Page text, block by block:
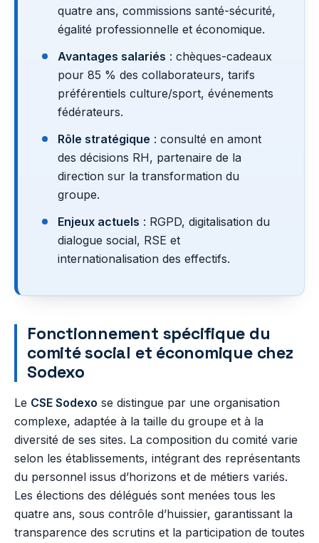
quatre ans, commissions santé-sécurité,
égalité professionnelle et économique.
Avantages salariés : chèques-cadeaux
pour 85 % des collaborateurs, tarifs
préférentiels culture/sport, événements
fédérateurs.
Rôle stratégique : consulté en amont
des décisions RH, partenaire de la
direction sur la transformation du
groupe.
Enjeux actuels : RGPD, digitalisation du
dialogue social, RSE et
internationalisation des effectifs.
Fonctionnement spécifique du
comité social et économique chez
Sodexo
Le CSE Sodexo se distingue par une organisation
complexe, adaptée à la taille du groupe et à la
diversité de ses sites. La composition du comité varie
selon les établissements, intégrant des représentants
du personnel issus d’horizons et de métiers variés.
Les élections des délégués sont menées tous les
quatre ans, sous contrôle d’huissier, garantissant la
transparence des scrutins et la participation de toutes